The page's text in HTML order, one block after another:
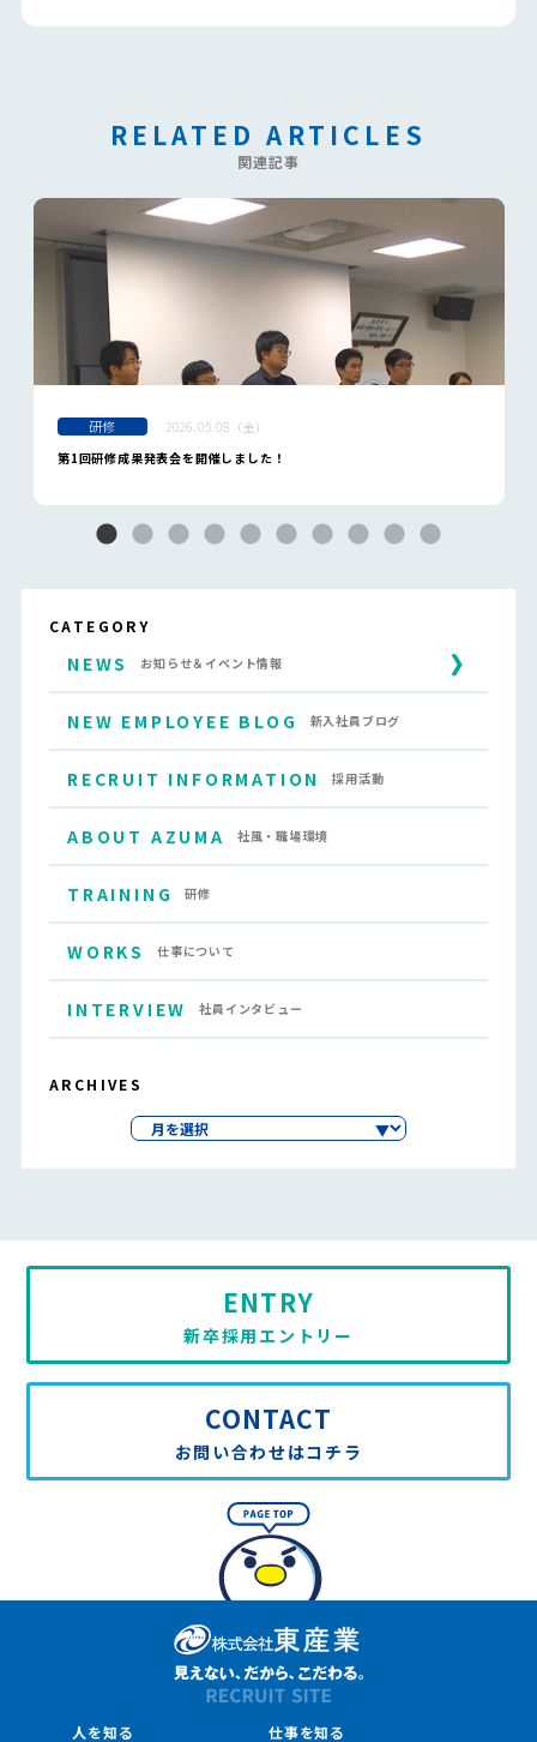
CATEGORY
NEWS お知らせ＆イベント情報
NEW EMPLOYEE BLOG 新入社員ブログ
RECRUIT INFORMATION 採用活動
ABOUT AZUMA 社風・職場環境
TRAINING 研修
WORKS 仕事について
INTERVIEW 社員インタビュー
ARCHIVES
RELATED ARTICLES
関連記事
研修
2026.05.08（金）
第1回研修成果発表会を開催しました！
CONTACT
お問い合わせはコチラ
ENTRY
新卒採用エントリー
人を知る 仕事を知る